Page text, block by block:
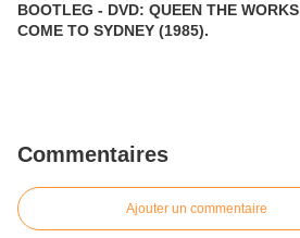
BOOTLEG - DVD: QUEEN THE WORKS
COME TO SYDNEY (1985).
Commentaires
Ajouter un commentaire